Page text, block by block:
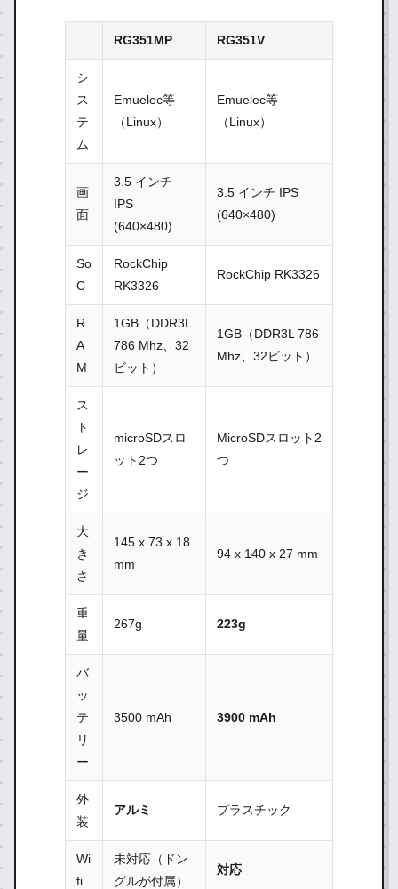
RG351MP RG351V
シ
ス
テ
ム
Emuelec等
（Linux）
Emuelec等
（Linux）
画
面
3.5 インチ
IPS
(640×480)
3.5 インチ IPS
(640×480)
So
C
RockChip
RK3326
RockChip RK3326
R
A
M
1GB（DDR3L
786 Mhz、32
ビット）
1GB（DDR3L 786
Mhz、32ビット）
ス
ト
レ
ー
ジ
microSDスロ
ット2つ
MicroSDスロット2
つ
大
き
さ
145 x 73 x 18
mm
94 x 140 x 27 mm
重
量
267g 223g
バ
ッ
テ
リ
ー
3500 mAh 3900 mAh
外
装
アルミ プラスチック
Wi
fi
未対応（ドン
グルが付属）
対応